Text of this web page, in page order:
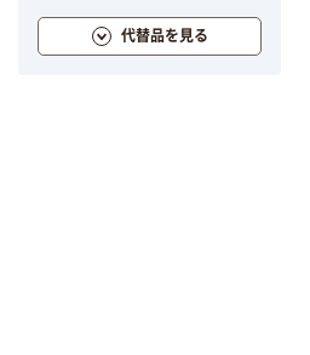
×3） エステー オリジナル
代替品を見る